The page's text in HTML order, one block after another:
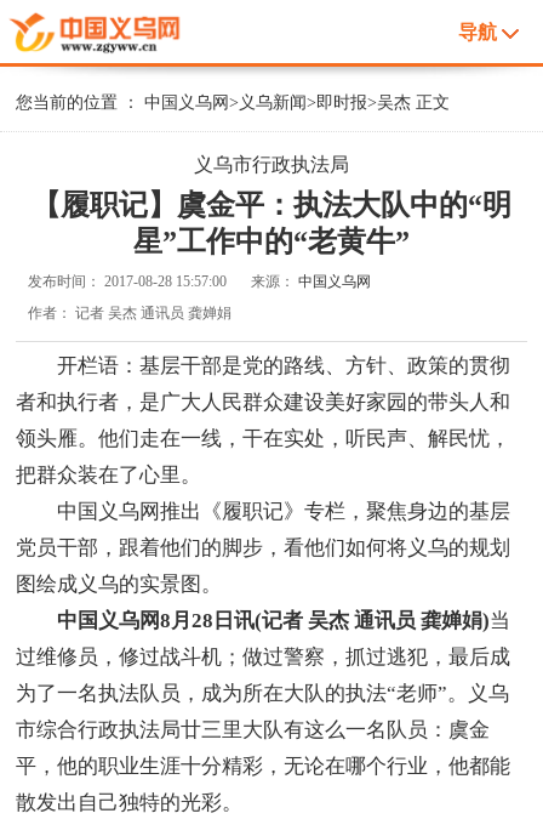
导航
您当前的位置 ：中国义乌网> 义乌新闻>即时报>吴杰 正文
义乌市行政执法局
【履职记】虞金平：执法大队中的“明
星”工作中的“老黄牛”
发布时间：2017-08-28 15:57:00 来源：中国义乌网
作者：记者 吴杰 通讯员 龚婵娟
开栏语：基层干部是党的路线、方针、政策的贯彻
者和执行者，是广大人民群众建设美好家园的带头人和
领头雁。他们走在一线，干在实处，听民声、解民忧，
把群众装在了心里。
中国义乌网推出《履职记》专栏，聚焦身边的基层
党员干部，跟着他们的脚步，看他们如何将义乌的规划
图绘成义乌的实景图。
中国义乌网8月28日讯(记者 吴杰 通讯员 龚婵娟)当
过维修员，修过战斗机；做过警察，抓过逃犯，最后成
为了一名执法队员，成为所在大队的执法“老师”。义乌
市综合行政执法局廿三里大队有这么一名队员：虞金
平，他的职业生涯十分精彩，无论在哪个行业，他都能
散发出自己独特的光彩。